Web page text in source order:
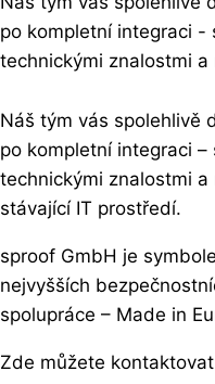
po kompletní integraci -
technickými znalostmi
Náš tým vás spolehlivě
po kompletní integraci
technickými znalostmi
stávající IT prostředí.
sproof GmbH je
nejvyšších
spolupráce – Made in
Zde můžete